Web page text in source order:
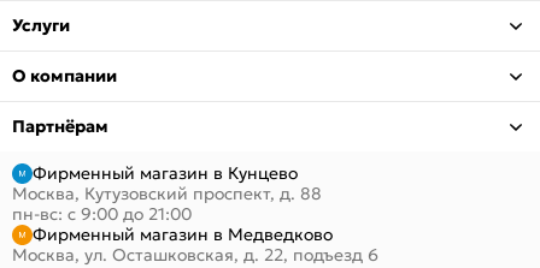
Услуги
О компании
Партнёрам
Фирменный магазин в Кунцево
Москва, Кутузовский проспект, д. 88
пн-вс: с 9:00 до 21:00
Фирменный магазин в Медведково
Москва, ул. Осташковская, д. 22, подъезд 6